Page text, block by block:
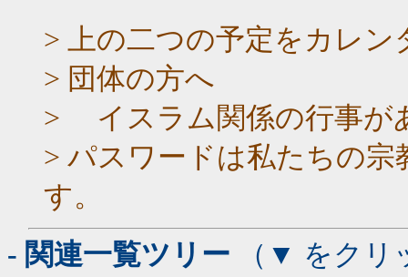
> 上の二つの予定をカレ
> 団体の方へ
> イスラム関係の行事が
> パスワードは私たちの宗
す。
- 関連一覧ツリー （▼ をクリ